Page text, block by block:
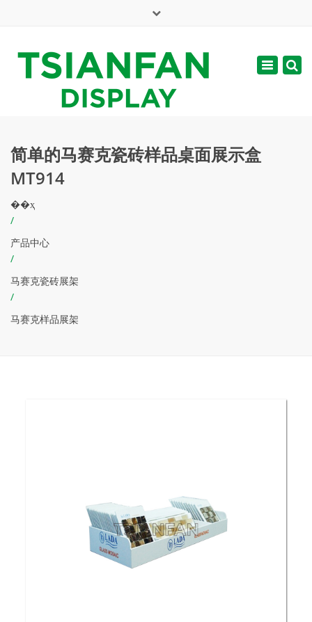
周一 - 周六: 7:00 - 17:00
Toggle
简单的马赛克瓷砖样品桌面展示盒
MT914
��ҳ
/
产品中心
/
马赛克瓷砖展架
/
马赛克样品展架